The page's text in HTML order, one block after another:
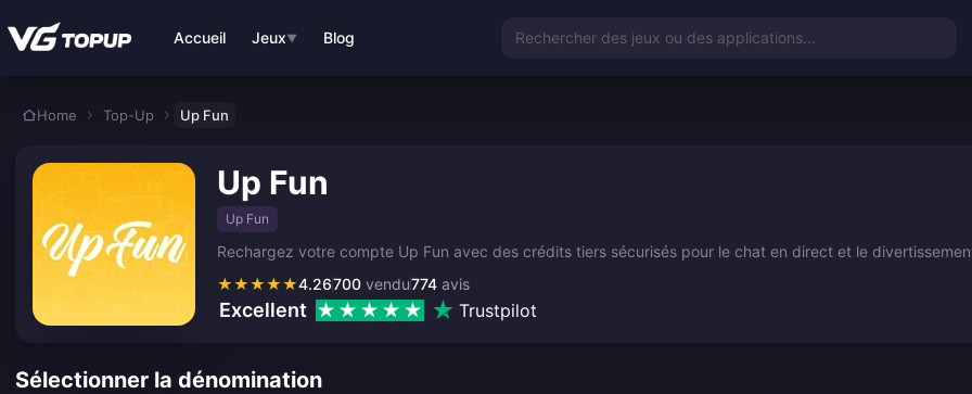
Accueil Jeux▼ Blog Rechercher des jeux ou des applications...
Home Top-Up Up Fun
Up Fun
Up Fun
Rechargez votre compte Up Fun avec des crédits tiers sécurisés pour le chat en direct et le
★★★★★4.26 774 avis
700 vendu
Excellent Trustpilot
Sélectionner la dénomination